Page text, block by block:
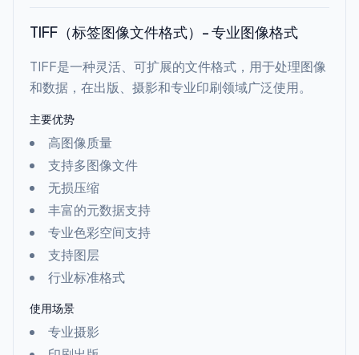
TIFF（标签图像文件格式）- 专业图像格式
TIFF是一种灵活、可扩展的文件格式，用于处理图像
和数据，在出版、摄影和专业印刷领域广泛使用。
主要优势
高图像质量
支持多图像文件
无损压缩
丰富的元数据支持
专业色彩空间支持
支持图层
行业标准格式
使用场景
专业摄影